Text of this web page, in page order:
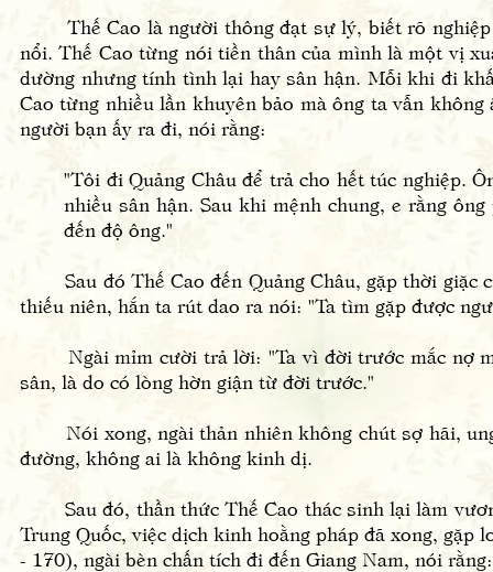
Thế Cao là người thông đạt sự lý, biết rõ nghiệp
nổi. Thế Cao từng nói tiền thân của mình là một vị
dường nhưng tính tình lại hay sân hận. Mỗi khi đi
Cao từng nhiều lần khuyên bảo mà ông ta vẫn
người bạn ấy ra đi, nói rằng:
"Tôi đi Quảng Châu để trả cho hết túc nghiệp.
nhiều sân hận. Sau khi mệnh chung, e rằng
đến độ ông."
Sau đó Thế Cao đến Quảng Châu, gặp thời giặc
thiếu niên, hắn ta rút dao ra nói: "Ta tìm gặp được
Ngài mỉm cười trả lời: "Ta vì đời trước mắc nợ
sân, là do có lòng hờn giận từ đời trước."
Nói xong, ngài thản nhiên không chút sợ hãi, ung
đường, không ai là không kinh dị.
Sau đó, thần thức Thế Cao thác sinh lại làm
Trung Quốc, việc dịch kinh hoằng pháp đã xong,
- 170), ngài bèn chấn tích đi đến Giang Nam, nói